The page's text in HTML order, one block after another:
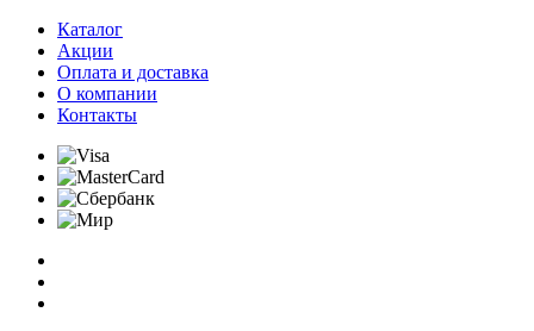
Каталог
Акции
Оплата и доставка
О компании
Контакты